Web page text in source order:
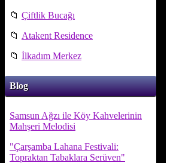
📁 Çiftlik Bucağı
📁 Atakent Residence
📁 İlkadım Merkez
Blog
Samsun Ağzı ile Köy Kahvelerinin
Mahşeri Melodisi
"Çarşamba Lahana Festivali:
Topraktan Tabaklara Serüven"